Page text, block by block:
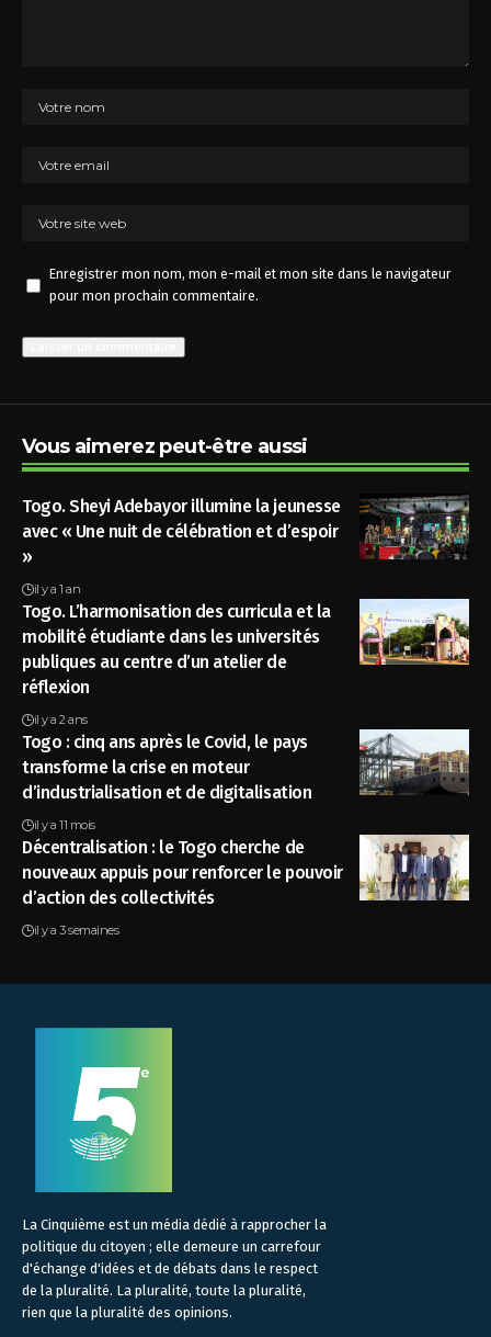
Enregistrer mon nom, mon e-mail et mon site dans le navigateur
pour mon prochain commentaire.
Vous aimerez peut-être aussi
Togo. Sheyi Adebayor illumine la jeunesse
avec « Une nuit de célébration et d’espoir
»
il y a 1 an
Togo. L’harmonisation des curricula et la
mobilité étudiante dans les universités
publiques au centre d’un atelier de
réflexion
il y a 2 ans
Togo : cinq ans après le Covid, le pays
transforme la crise en moteur
d’industrialisation et de digitalisation
il y a 11 mois
Décentralisation : le Togo cherche de
nouveaux appuis pour renforcer le pouvoir
d’action des collectivités
il y a 3 semaines
La Cinquième est un média dédié à rapprocher la
politique du citoyen ; elle demeure un carrefour
d'échange d'idées et de débats dans le respect
de la pluralité. La pluralité, toute la pluralité,
rien que la pluralité des opinions.